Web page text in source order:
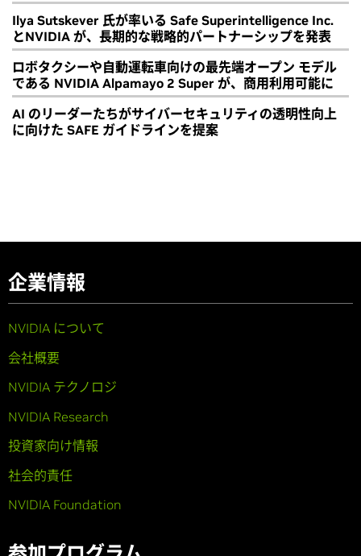
Ilya Sutskever 氏が率いる Safe Superintelligence Inc.
とNVIDIA が、長期的な戦略的パートナーシップを発表
ロボタクシーや自動運転車向けの最先端オープン モデル
である NVIDIA Alpamayo 2 Super が、商用利用可能に
AI のリーダーたちがサイバーセキュリティの透明性向上
に向けた SAFE ガイドラインを提案
企業情報
NVIDIA について
会社概要
NVIDIA テクノロジ
NVIDIA Research
投資家向け情報
社会的責任
NVIDIA Foundation